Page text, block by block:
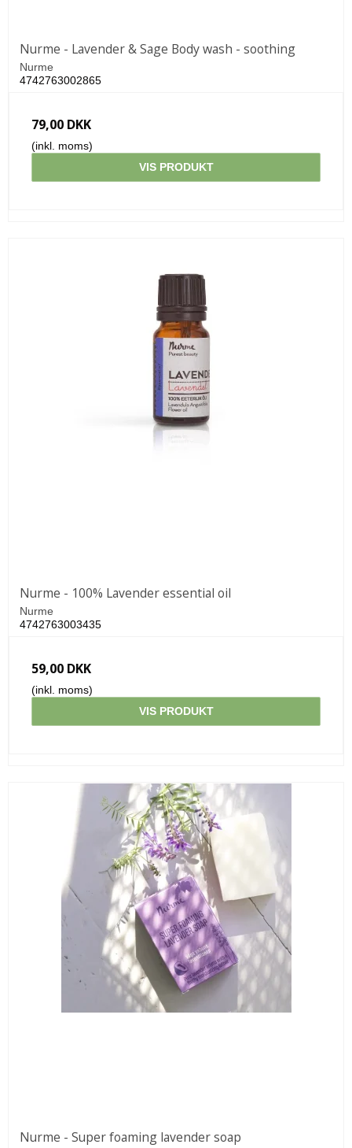
Nurme - Lavender & Sage Body wash - soothing
Nurme
4742763002865
79,00 DKK
(inkl. moms)
VIS PRODUKT
Nurme - 100% Lavender essential oil
Nurme
4742763003435
59,00 DKK
(inkl. moms)
VIS PRODUKT
Nurme - Super foaming lavender soap